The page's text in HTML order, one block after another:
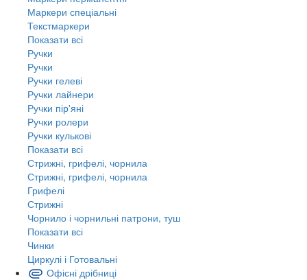
Маркери спеціальні
Текстмаркери
Показати всі
Ручки
Ручки
Ручки гелеві
Ручки лайнери
Ручки пір'яні
Ручки ролери
Ручки кулькові
Показати всі
Стрижні, грифелі, чорнила
Стрижні, грифелі, чорнила
Грифелі
Стрижні
Чорнило і чорнильні патрони, туш
Показати всі
Чинки
Циркулі і Готовальні
Офісні дрібниці